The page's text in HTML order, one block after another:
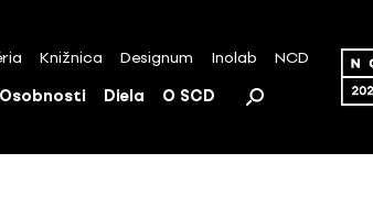
Knižnica Designum Inolab NCD
Osobnosti Diela O SCD